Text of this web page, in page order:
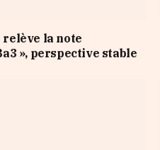
relève la note
», perspective stable